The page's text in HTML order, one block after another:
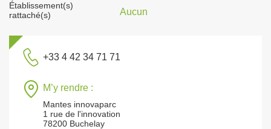
Établissement(s)
rattaché(s)
Aucun
+33 4 42 34 71 71
M’y rendre :
Mantes innovaparc
1 rue de l'innovation
78200 Buchelay